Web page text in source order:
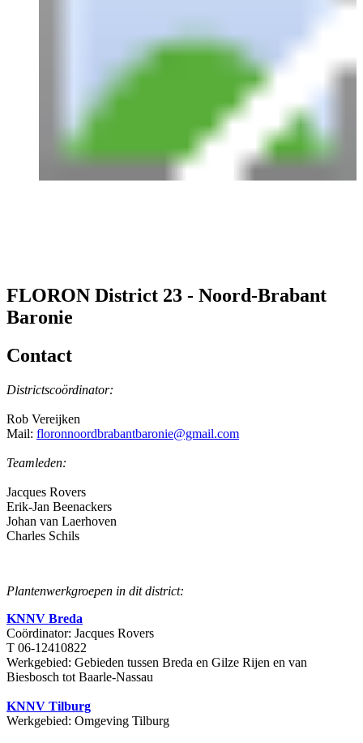
FLORON District 23 - Noord-Brabant
Baronie
Contact
Districtscoördinator:
Rob Vereijken
Mail: floronnoordbrabantbaronie@gmail.com
Teamleden:
Jacques Rovers
Erik-Jan Beenackers
Johan van Laerhoven
Charles Schils
Plantenwerkgroepen in dit district:
KNNV Breda
Coördinator: Jacques Rovers
T 06-12410822
Werkgebied: Gebieden tussen Breda en Gilze Rijen en van
Biesbosch tot Baarle-Nassau
KNNV Tilburg
Werkgebied: Omgeving Tilburg